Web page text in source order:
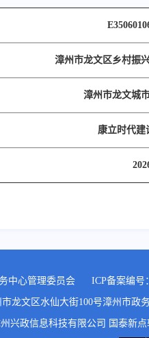
漳州市龙文区乡村振
漳州市龙文城
康立时代建
中心管理委员会 ICP备案编号：
龙文区水仙大街100号漳州市政
兴政信息科技有限公司 国泰新点